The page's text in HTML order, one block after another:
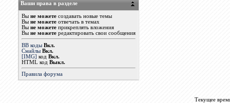
Ваши права в разделе
Вы не можетесоздавать новые темы
Вы не можетеотвечать в темах
Вы не можетеприкреплять вложения
Вы не можетередактировать свои сообщения
BB коды Вкл.
Смайлы Вкл.
[IMG] код Вкл.
HTML код Выкл.
Правила форума
Текущее